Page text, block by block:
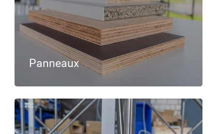
Panneaux